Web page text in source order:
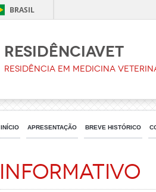
BRASIL
ResidênciaVet
Residência em Medicina
INÍCIO APRESENTAÇÃO BREVE HISTÓRICO
Informativo